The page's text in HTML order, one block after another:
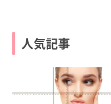
人気記事